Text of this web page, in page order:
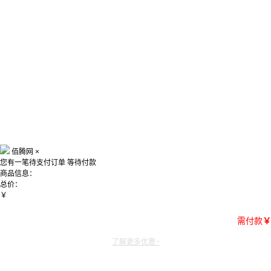
佰腾网 ×
您有一笔待支付订单 等待付款
商品信息：
总价：
￥
需付款￥
了解更多优惠~